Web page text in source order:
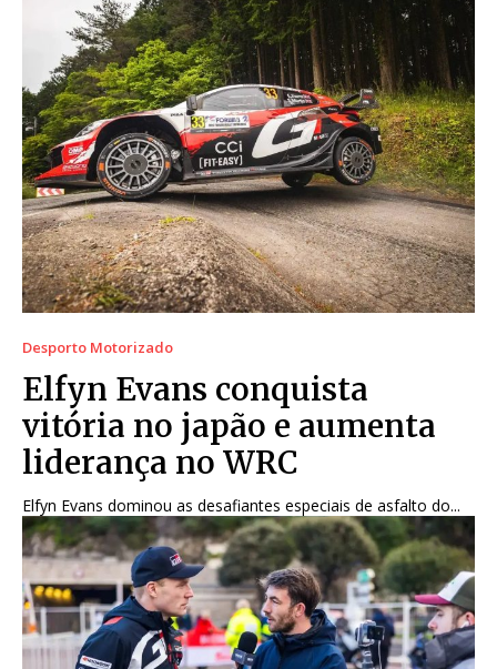
Desporto Motorizado
Elfyn Evans conquista
vitória no japão e aumenta
liderança no WRC
Elfyn Evans dominou as desafiantes especiais de asfalto do...